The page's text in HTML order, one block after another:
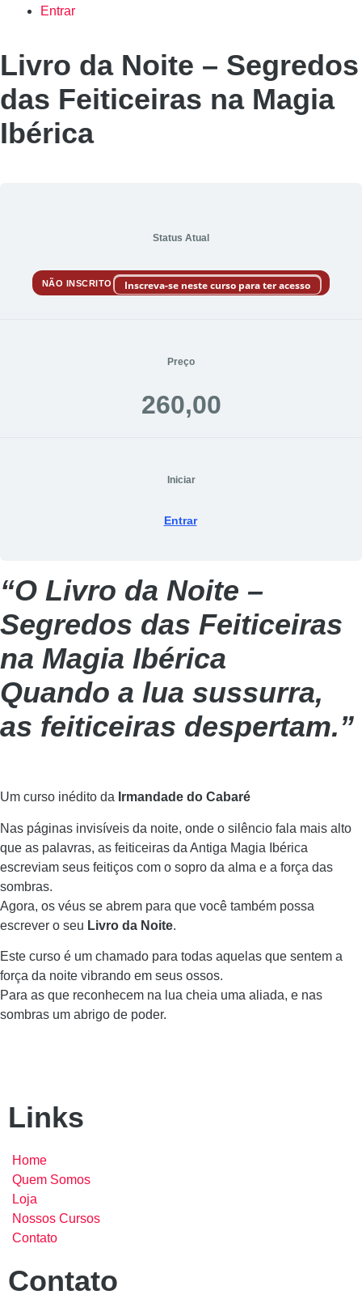
Entrar
Livro da Noite – Segredos
das Feiticeiras na Magia
Ibérica
Status Atual
NÃO INSCRITO Inscreva-se neste curso para ter acesso
Preço
260,00
Iniciar
Entrar
“O Livro da Noite –
Segredos das Feiticeiras
na Magia Ibérica
Quando a lua sussurra,
as feiticeiras despertam.”
Um curso inédito da Irmandade do Cabaré
Nas páginas invisíveis da noite, onde o silêncio fala mais alto
que as palavras, as feiticeiras da Antiga Magia Ibérica
escreviam seus feitiços com o sopro da alma e a força das
sombras.
Agora, os véus se abrem para que você também possa
escrever o seu Livro da Noite.
Este curso é um chamado para todas aquelas que sentem a
força da noite vibrando em seus ossos.
Para as que reconhecem na lua cheia uma aliada, e nas
sombras um abrigo de poder.
Links
Home
Quem Somos
Loja
Nossos Cursos
Contato
Contato